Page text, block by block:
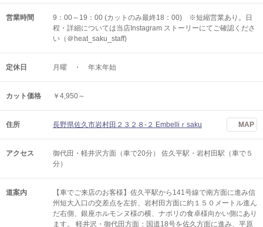
営業時間
9：00～19：00 (カットのみ最終18：00) ※短縮営業あり。日
程・詳細については当店Instagram ストーリーにてご確認くださ
い（＠heat_saku_staff)
定休日 月曜 ・ 年末年始
カット価格 ￥4,950～
住所 長野県佐久市岩村田２３２８-２ Embelliｒsaku MAP
アクセス
御代田・軽井沢方面（車で20分） 佐久平駅・岩村田駅（車で５
分）
道案内
【車でご来店のお客様】佐久平駅から141号線で南方面に進み信
州短大入口の交差点を左折、岩村田方面に約１５０メートル進ん
だ右側、銀座ホルモンヌ様の横、ナポリの食卓様向かい側にあり
ます。 軽井沢・御代田方面：国道18号を佐久方面に進み、平原